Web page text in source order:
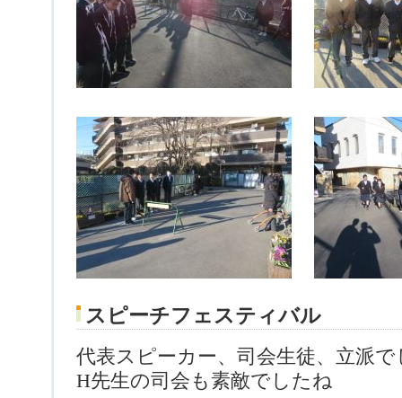
スピーチフェスティバル
代表スピーカー、司会生徒、立派で
H先生の司会も素敵でしたね